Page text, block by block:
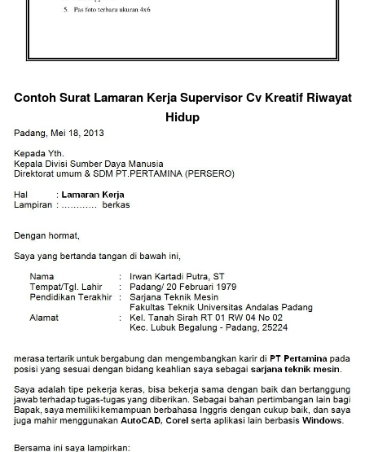
Contoh Surat Lamaran Kerja Supervisor Cv Kreatif Riwayat
Hidup